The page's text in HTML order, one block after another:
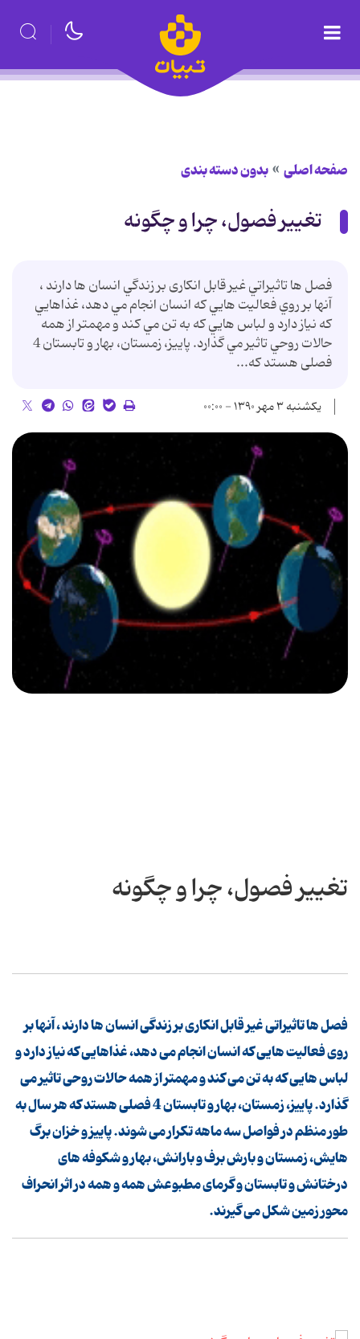
صفحه اصلی بدون دسته بندی
تغییر فصول، چرا و چگونه
فصل ها تاثيراتي غير قابل انکاری بر زندگي انسان ها دارند ،
آنها بر روي فعاليت هايي که انسان انجام مي دهد، غذاهايي
که نياز دارد و لباس هايي که به تن مي کند و مهمتر از همه
حالات روحي تاثير مي گذارد. پاییز، زمستان، بهار و تابستان 4
فصلی هستد که...
یکشنبه ۳ مهر ۱۳۹۰ - ۰۰:۰۰
تغییر فصول، چرا و چگونه
فصل ها تاثیراتی غیر قابل انکاری بر زندگی انسان ها دارند ، آنها بر
روی فعالیت هایی که انسان انجام می دهد، غذاهایی که نیاز دارد و
لباس هایی که به تن می کند و مهمتر از همه حالات روحی تاثیر می
گذارد. پاییز، زمستان، بهار و تابستان 4 فصلی هستد که هر سال به
طور منظم در فواصل سه ماهه تکرار می شوند. پاییز و خزان برگ
هایش، زمستان و بارش برف و بارانش، بهار و شکوفه های
درختانش و تابستان و گرمای مطبوعش همه و همه در اثر انحراف
محور زمین شکل می گیرند.